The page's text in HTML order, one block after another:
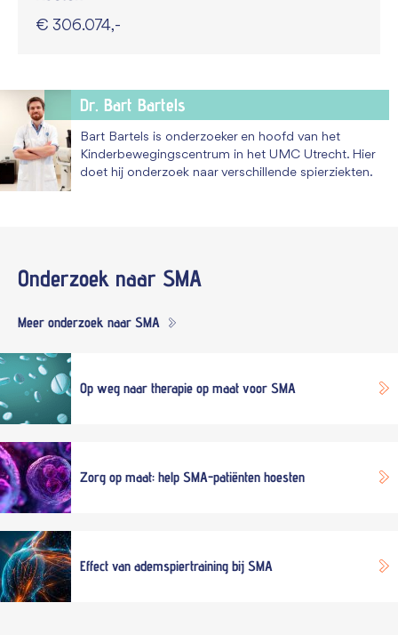
€ 306.074,-
Dr. Bart Bartels
Bart Bartels is onderzoeker en hoofd van het
Kinderbewegingscentrum in het UMC Utrecht. Hier
doet hij onderzoek naar verschillende spierziekten.
Onderzoek naar SMA
Meer onderzoek naar SMA
Op weg naar therapie op maat voor SMA
Zorg op maat: help SMA-patiënten hoesten
Effect van ademspiertraining bij SMA